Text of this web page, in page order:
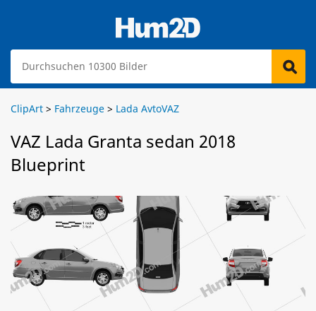
ClipArt > Fahrzeuge > Lada AvtoVAZ
VAZ Lada Granta sedan 2018
Blueprint